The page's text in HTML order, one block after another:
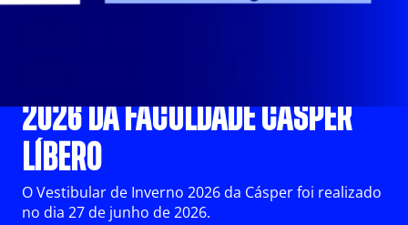
2026 DA FACULDADE CÁSPER
LÍBERO
O Vestibular de Inverno 2026 da Cásper foi realizado
no dia 27 de junho de 2026.